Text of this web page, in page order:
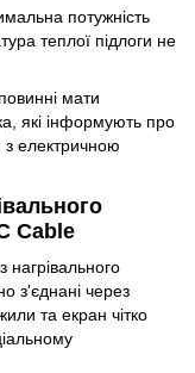
потужність
теплої підлоги не
мати
які інформують про
з електричною
Cable
нагрівального
з'єднані через
та екран чітко